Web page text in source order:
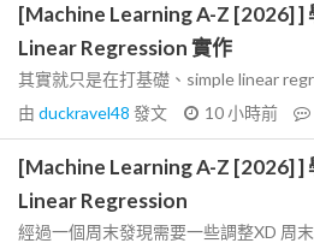
[Machine Learning A-Z [2026] ]
Linear Regression 實作
其實就只是在打基礎、simple linear
由 duckravel48 發文 10 小時前
[Machine Learning A-Z [2026] ]
Linear Regression
經過一個周末發現需要一些調整XD 周